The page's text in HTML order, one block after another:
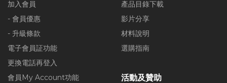
加入會員
- 會員優惠
- 升級條款
電子會員証功能
更換電話再登入
會員My Account功能
產品目錄下載
影片分享
材料說明
選購指南
活動及贊助